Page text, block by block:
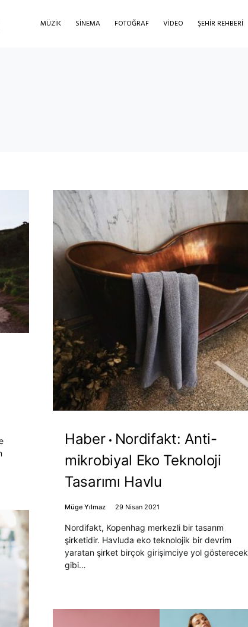
MÜZIK SINEMA FOTOĞRAF VIDEO ŞEHIR REHBERI
Haber
Nordifakt: Anti-
mikrobiyal Eko Teknoloji
Tasarımı Havlu
Müge Yılmaz 29 Nisan 2021
Nordifakt, Kopenhag merkezli bir tasarım
şirketidir. Havluda eko teknolojik bir devrim
yaratan şirket birçok girişimciye yol gösterecek
gibi…